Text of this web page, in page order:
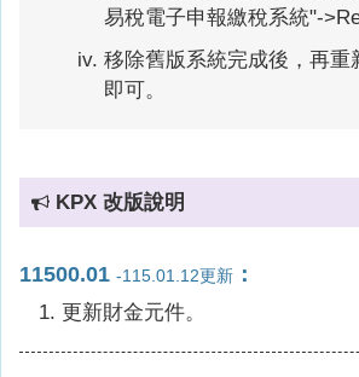
易稅電子申報繳稅系統"-
移除舊版系統完成後，再重
即可。
KPX 改版說明
11500.01 -115.01.12更新 ：
更新財金元件。